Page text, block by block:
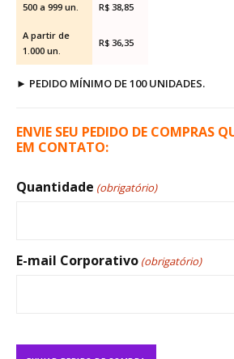
500 a 999 un. R$ 38,85
A partir de
1.000 un.
R$ 36,35
► PEDIDO MÍNIMO DE 100 UNIDADES.
ENVIE SEU PEDIDO DE COMPRAS
EM CONTATO:
Quantidade (obrigatório)
E-mail Corporativo (obrigatório)